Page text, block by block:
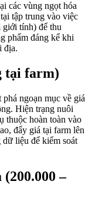
các vùng ngọt hóa
tập trung vào việc
giới tính) để thu
phẩm đáng kể khi
địa.
tại farm)
ngoạn mục về giá
Hiện trạng nuôi
thuộc hoàn toàn vào
đẩy giá tại farm lên
liệu để kiểm soát
–